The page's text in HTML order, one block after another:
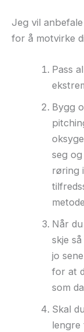
Jeg vil
for å motvirke
Pass
Bygg
seg
røring
Når
skje
jo
for at
som
Skal
lengre